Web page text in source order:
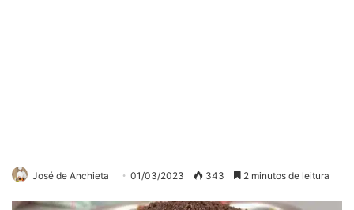
José de Anchieta 01/03/2023 343 2 minutos de leitura